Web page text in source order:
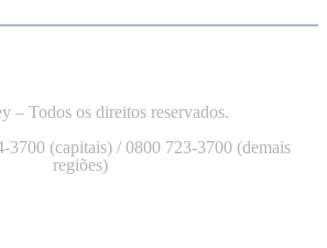
– Todos os direitos reservados.
3700 (capitais) / 0800 723-3700 (demais
regiões)